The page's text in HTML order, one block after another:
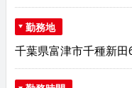
勤務地
千葉県富津市千種新田